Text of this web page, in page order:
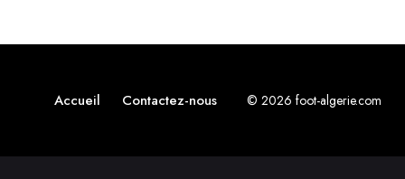
Accueil Contactez-nous © 2026 foot-algerie.com